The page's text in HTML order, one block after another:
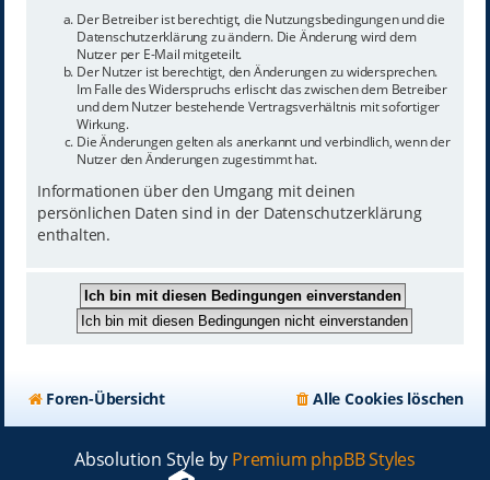
Der Betreiber ist berechtigt, die Nutzungsbedingungen und die
Datenschutzerklärung zu ändern. Die Änderung wird dem
Nutzer per E-Mail mitgeteilt.
Der Nutzer ist berechtigt, den Änderungen zu widersprechen.
Im Falle des Widerspruchs erlischt das zwischen dem Betreiber
und dem Nutzer bestehende Vertragsverhältnis mit sofortiger
Wirkung.
Die Änderungen gelten als anerkannt und verbindlich, wenn der
Nutzer den Änderungen zugestimmt hat.
Informationen über den Umgang mit deinen
persönlichen Daten sind in der Datenschutzerklärung
enthalten.
Foren-Übersicht Alle Cookies löschen
Absolution Style by Premium phpBB Styles